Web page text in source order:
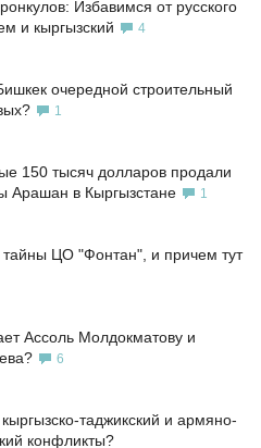
Избавимся от русского
и кыргызский
4
очередной строительный
1
150 тысяч долларов продали
Арашан в Кыргызстане
1
тайны ЦО "Фонтан", и причем тут
Ассоль Молдокматову и
6
таджикский и армяно-
конфликты?